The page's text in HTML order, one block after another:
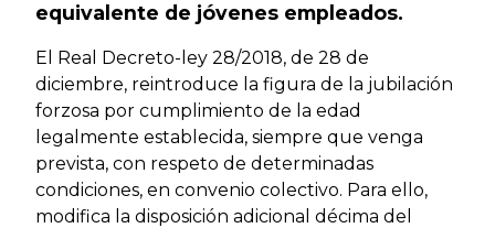
equivalente de jóvenes empleados.
El Real Decreto-ley 28/2018, de 28 de
diciembre, reintroduce la figura de la jubilación
forzosa por cumplimiento de la edad
legalmente establecida, siempre que venga
prevista, con respeto de determinadas
condiciones, en convenio colectivo. Para ello,
modifica la disposición adicional décima del